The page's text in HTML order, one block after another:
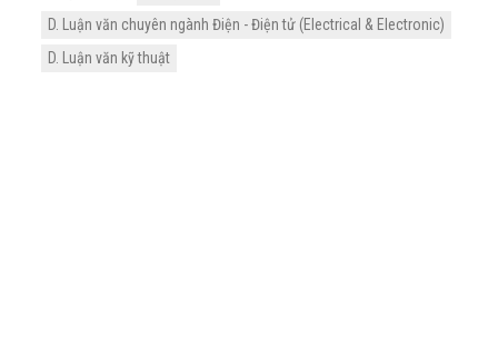
D. Luận văn chuyên ngành Điện - Điện tử (Electrical & Electronic)
D. Luận văn kỹ thuật